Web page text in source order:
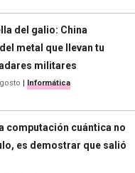
del galio: China
metal que llevan tu
militares
| Informática
computación cuántica no
es demostrar que salió